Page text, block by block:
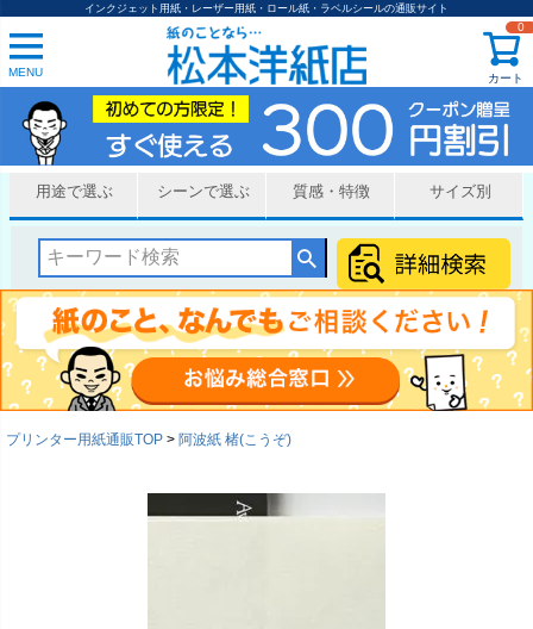
インクジェット用紙・レーザー用紙・ロール紙・ラベルシールの通販サイト
MENU カート
0
用途で選ぶ シーンで選ぶ 質感・特徴 サイズ別
プリンター用紙通販TOP 阿波紙 楮(こうぞ)